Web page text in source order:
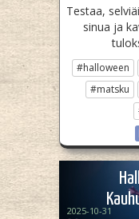
Testaa,
sinua ja
#halloween
#matsku
2025-10-31